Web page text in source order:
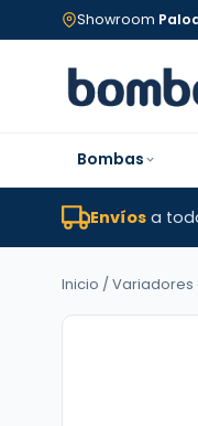
Showroom
Bombas
Envíos a
Inicio /Variadores